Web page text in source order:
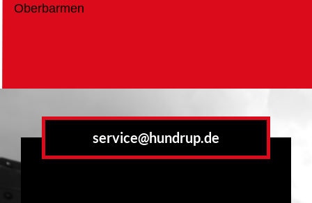
Oberbarmen
service@hundrup.de